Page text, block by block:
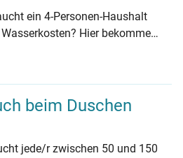
ein 4-Personen-Haushalt
Hier bekommen
beim Duschen
jede/r zwischen 50 und 150